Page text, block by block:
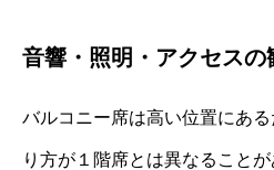
音響・照明・アクセスの
バルコニー席は高い位置にあ
り方が１階席とは異なること